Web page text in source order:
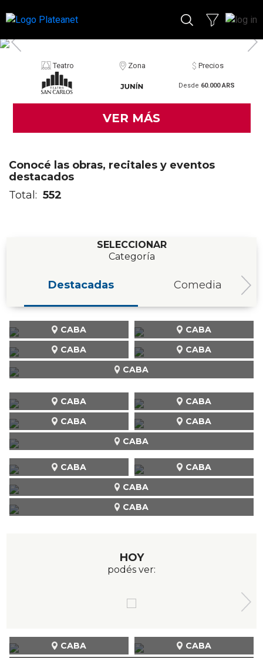
Teatro Zona Precios
Desde 60.000 ARS
VER MÁS
Conocé las obras, recitales y eventos
destacados
Total: 552
SELECCIONAR
Categoría
Destacadas Comedia
CABA
CABA
CABA
CABA
CABA
CABA CABA
CABA
CABA CABA
CABA
CABA CABA
CABA
HOY
podés ver:
CABA CABA